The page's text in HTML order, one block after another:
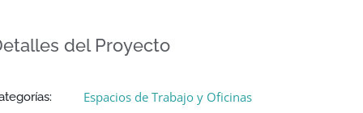
del Proyecto
Espacios de Trabajo y Oficinas